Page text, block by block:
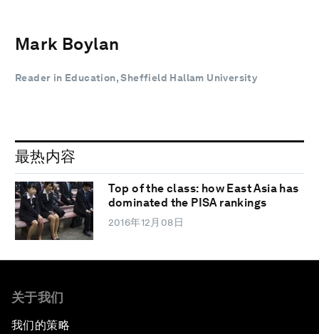
Mark Boylan
Reader in Education, Sheffield Hallam University
最热内容
Top of the class: how East Asia has
dominated the PISA rankings
2016年12月08日
关于我们
我们的策略